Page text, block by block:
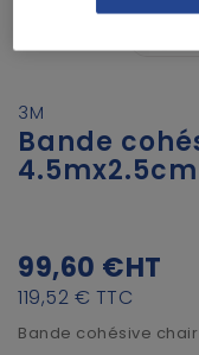
3M
Bande
4.5mx2.5cm
99,60 €HT
119,52 € TTC
Bande cohésive chair